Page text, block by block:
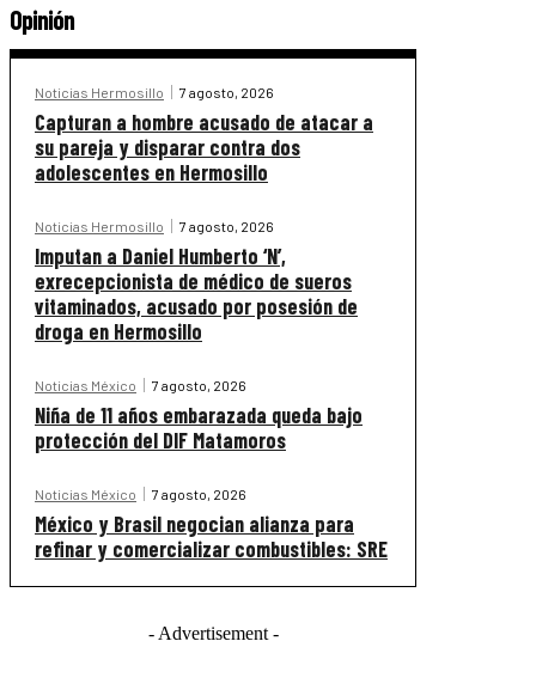
Opinión
Noticias Hermosillo 7 agosto, 2026
Capturan a hombre acusado de atacar a
su pareja y disparar contra dos
adolescentes en Hermosillo
Noticias Hermosillo 7 agosto, 2026
Imputan a Daniel Humberto ‘N’,
exrecepcionista de médico de sueros
vitaminados, acusado por posesión de
droga en Hermosillo
Noticias México 7 agosto, 2026
Niña de 11 años embarazada queda bajo
protección del DIF Matamoros
Noticias México 7 agosto, 2026
México y Brasil negocian alianza para
refinar y comercializar combustibles: SRE
- Advertisement -